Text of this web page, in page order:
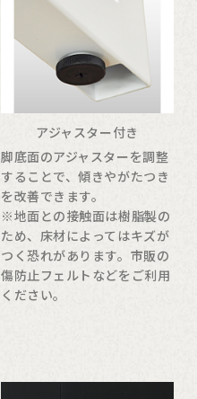
アジャスター付き
脚底面のアジャスターを調整
することで、傾きやがたつき
を改善できます。
※地面との接触面は樹脂製の
ため、床材によってはキズが
つく恐れがあります。市販の
傷防止フェルトなどをご利用
ください。